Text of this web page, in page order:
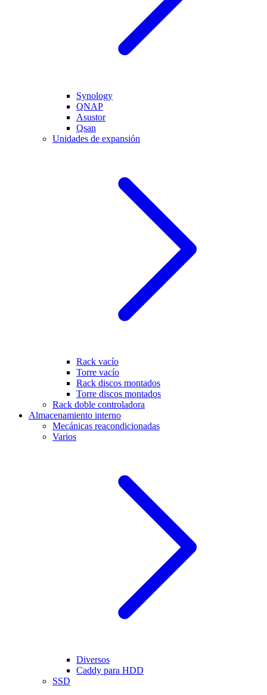
Synology
QNAP
Asustor
Qsan
Unidades de expansión
Rack vacío
Torre vacío
Rack discos montados
Torre discos montados
Rack doble controladora
Almacenamiento interno
Mecánicas reacondicionadas
Varios
Diversos
Caddy para HDD
SSD